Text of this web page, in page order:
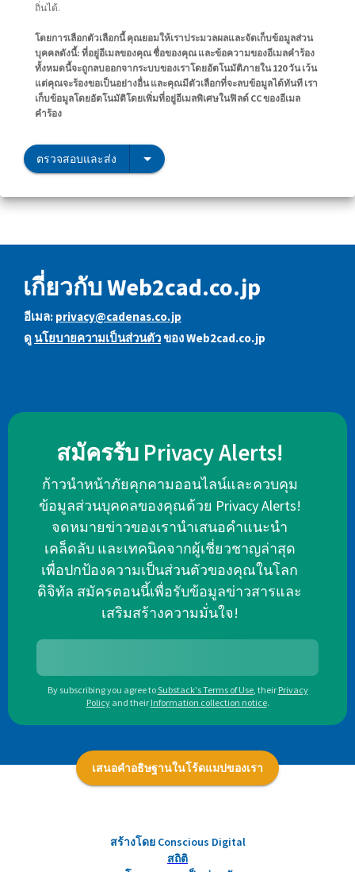
ถิ่นได้.
โดยการเลือกตัวเลือกนี้ คุณยอมให้เราประมวลผลและจัดเก็บข้อมูลส่วน
บุคคลดังนี้: ที่อยู่อีเมลของคุณ ชื่อของคุณ และข้อความของอีเมลคำร้อง
ทั้งหมดนี้จะถูกลบออกจากระบบของเราโดยอัตโนมัติภายใน 120 วัน เว้น
แต่คุณจะร้องขอเป็นอย่างอื่น และคุณมีตัวเลือกที่จะลบข้อมูลได้ทันที เรา
เก็บข้อมูลโดยอัตโนมัติโดยเพิ่มที่อยู่อีเมลพิเศษในฟิลด์ CC ของอีเมล
คำร้อง
ตรวจสอบและส่ง
เกี่ยวกับ Web2cad.co.jp
อีเมล: privacy@cadenas.co.jp
ดูนโยบายความเป็นส่วนตัวของ Web2cad.co.jp
สมัครรับ Privacy Alerts!
ก้าวนำหน้าภัยคุกคามออนไลน์และควบคุม
ข้อมูลส่วนบุคคลของคุณด้วย Privacy Alerts!
จดหมายข่าวของเรานำเสนอคำแนะนำ
เคล็ดลับ และเทคนิคจากผู้เชี่ยวชาญล่าสุด
เพื่อปกป้องความเป็นส่วนตัวของคุณในโลก
ดิจิทัล สมัครตอนนี้เพื่อรับข้อมูลข่าวสารและ
เสริมสร้างความมั่นใจ!
By subscribing you agree toSubstack's Terms of Use, their Privacy
Policy and their Information collection notice.
เสนอคำอธิษฐานในโร้ดแมปของเรา
สร้างโดย Conscious Digital
สถิติ